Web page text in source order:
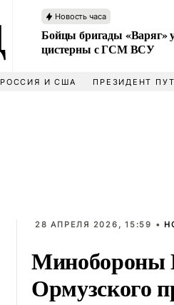
Новость часа
Бойцы бригады «Варяг»
цистерны с ГСМ ВСУ
РОССИЯ И США ПРЕЗИДЕНТ
28 АПРЕЛЯ 2026, 15:59 •
Минобороны
Ормузского